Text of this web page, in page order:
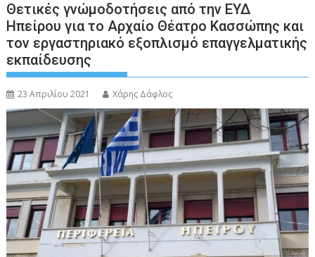
Θετικές γνώμοδοτήσεις από την ΕΥΔ
Ηπείρου για το Αρχαίο Θέατρο Κασσώπης και
τον εργαστηριακό εξοπλισμό επαγγελματικής
εκπαίδευσης
23 Απριλίου 2021 Χάρης Δάφλος